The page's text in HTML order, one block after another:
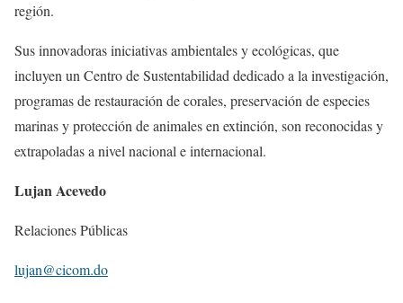
región.
Sus innovadoras iniciativas ambientales y ecológicas, que
incluyen un Centro de Sustentabilidad dedicado a la investigación,
programas de restauración de corales, preservación de especies
marinas y protección de animales en extinción, son reconocidas y
extrapoladas a nivel nacional e internacional.
Lujan Acevedo
Relaciones Públicas
lujan@cicom.do